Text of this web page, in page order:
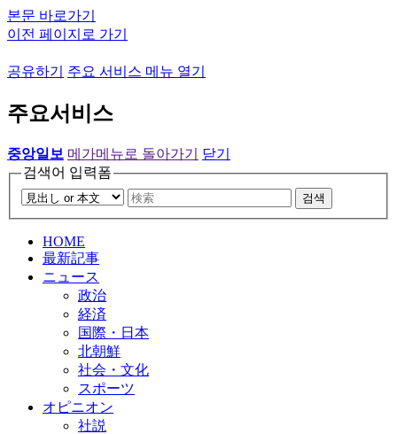
본문 바로가기
이전 페이지로 가기
공유하기 주요 서비스 메뉴 열기
주요서비스
중앙일보 메가메뉴로 돌아가기
닫기
검색어 입력폼
검색
HOME
最新記事
ニュース
政治
経済
国際・日本
北朝鮮
社会・文化
スポーツ
オピニオン
社説